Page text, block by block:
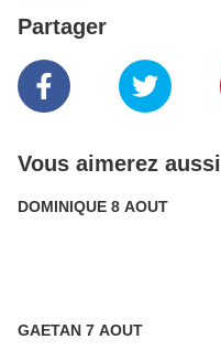
Partager
Vous aimerez aussi
DOMINIQUE 8 AOUT
GAETAN 7 AOUT